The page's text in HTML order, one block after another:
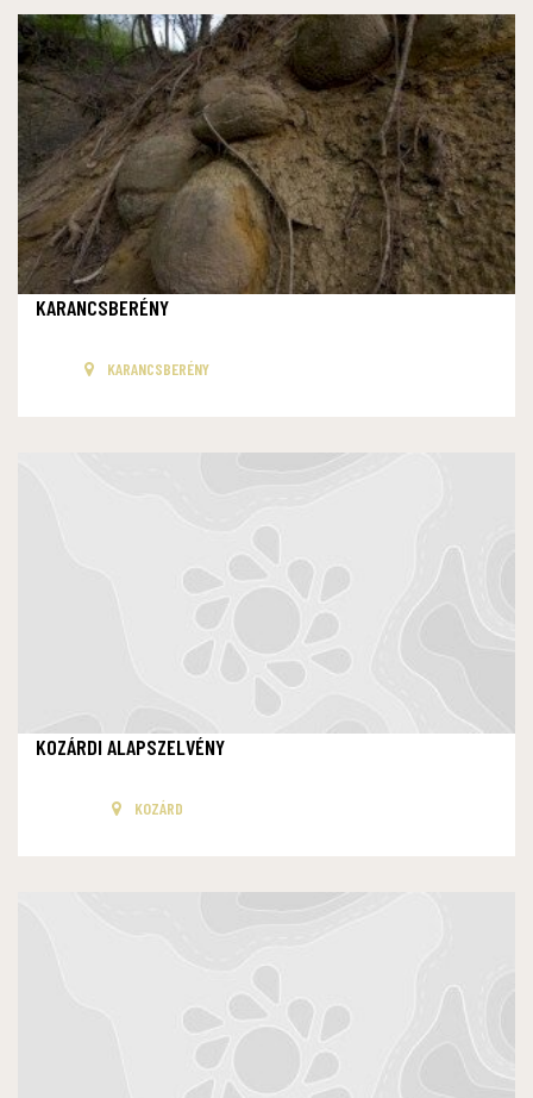
KARANCSBERÉNY
KARANCSBERÉNY
KOZÁRDI ALAPSZELVÉNY
KOZÁRD